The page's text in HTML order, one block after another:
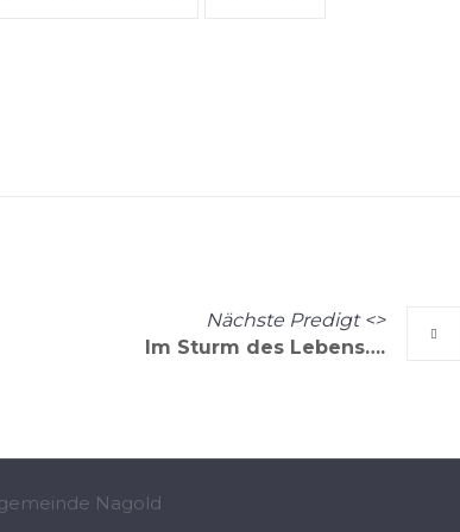
NächstePredigt <>
Im Sturm des Lebens….
Nagold